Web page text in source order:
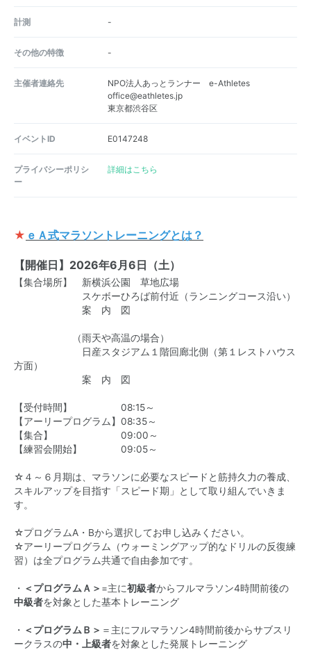
計測 -
その他の特徴 -
主催者連絡先
NPO法人あっとランナー e-Athletes
office@eathletes.jp
東京都渋谷区
イベントID E0147248
プライバシーポリシ
ー
詳細はこちら
★ ｅＡ式マラソントレーニングとは？
【開催日】2026年6月6日（土）
【集合場所】 新横浜公園 草地広場
スケボーひろば前付近（ランニングコース沿い）
案 内 図
（雨天や高温の場合）
日産スタジアム１階回廊北側（第１レストハウス
方面）
案 内 図
【受付時間】 08:15～
【アーリープログラム】08:35～
【集合】 09:00～
【練習会開始】 09:05～
☆４～６月期は、マラソンに必要なスピードと筋持久力の養成、
スキルアップを目指す「スピード期」として取り組んでいきま
す。
☆プログラムA・Bから選択してお申し込みください。
☆アーリープログラム（ウォーミングアップ的なドリルの反復練
習）は全プログラム共通で自由参加です。
・ ＜プログラムＡ＞ =主に初級者からフルマラソン4時間前後の
中級者を対象とした基本トレーニング
・ ＜プログラムＢ＞ ＝主にフルマラソン4時間前後からサブスリ
ークラスの中・上級者を対象とした発展トレーニング